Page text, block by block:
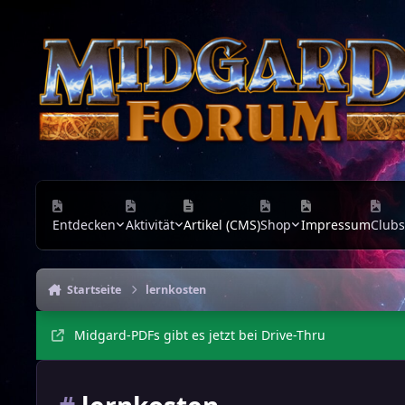
Entdecken Aktivität Artikel (CMS)Shop ImpressumClubs
Startseite lernkosten
Midgard-PDFs gibt es jetzt bei Drive-Thru